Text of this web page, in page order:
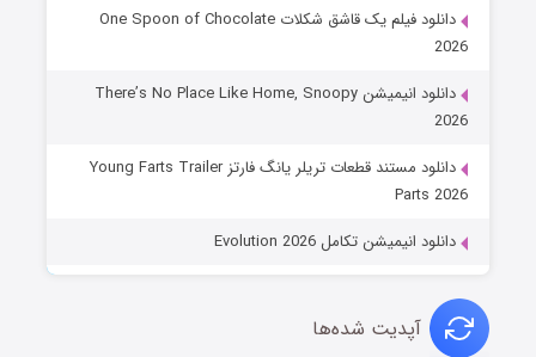
دانلود فیلم یک قاشق شکلات One Spoon of Chocolate
2026
دانلود انیمیشن There’s No Place Like Home, Snoopy
2026
دانلود مستند قطعات تریلر یانگ فارتز Young Farts Trailer
Parts 2026
دانلود انیمیشن تکامل Evolution 2026
آپدیت شده‌ها